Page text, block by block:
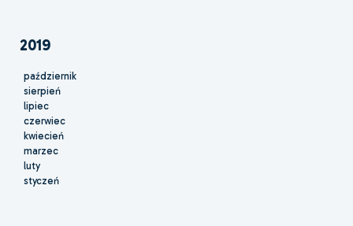
2019
październik
sierpień
lipiec
czerwiec
kwiecień
marzec
luty
styczeń